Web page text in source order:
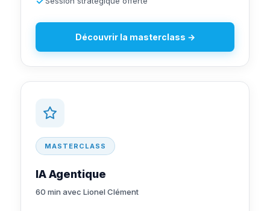
Découvrir la masterclass →
MASTERCLASS
IA Agentique
60 min avec Lionel Clément